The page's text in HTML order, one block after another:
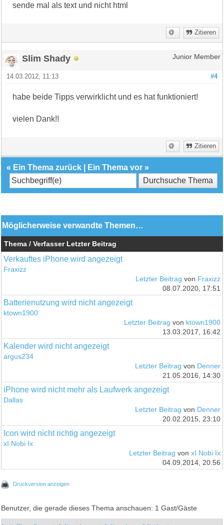
sende mal als text und nicht html
Zitieren
Slim Shady Junior Member
#4
14.03.2012, 11:13
habe beide Tipps verwirklicht und es hat funktioniert!
vielen Dank!!
Zitieren
« Ein Thema zurück Ein Thema vor »
Möglicherweise verwandte Themen…
Thema / Verfasser Letzter Beitrag
Verkauftes iPhone wird angezeigt
Fraxizz
Letzter Beitrag von Fraxizz
08.07.2020, 17:51
Batterienutzung wird nicht angezeigt
ktown1900
Letzter Beitrag von ktown1900
13.03.2017, 16:42
Kalender wird nicht angezeigt
argus234
Letzter Beitrag von Denner
21.05.2016, 14:30
iPhone wird nicht mehr als Laufwerk angezeigt
Dallas
Letzter Beitrag von Denner
20.02.2015, 23:10
Icon wird nicht richtig angezeigt
xI Nobi Ix
Letzter Beitrag von xI Nobi Ix
04.09.2014, 20:56
Druckversion anzeigen
Benutzer, die gerade dieses Thema anschauen: 1 Gast/Gäste